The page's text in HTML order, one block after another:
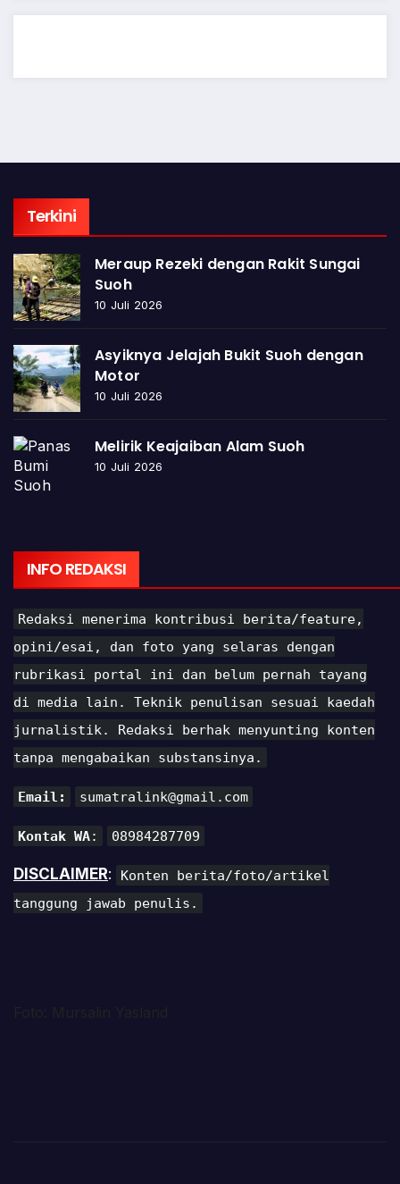
Terkini
Meraup Rezeki dengan Rakit Sungai
Suoh
10 Juli 2026
Asyiknya Jelajah Bukit Suoh dengan
Motor
10 Juli 2026
Melirik Keajaiban Alam Suoh
10 Juli 2026
INFO REDAKSI
Redaksi menerima kontribusi berita/feature,
opini/esai, dan foto yang selaras dengan
rubrikasi portal ini dan belum pernah tayang
di media lain. Teknik penulisan sesuai kaedah
jurnalistik. Redaksi berhak menyunting konten
tanpa mengabaikan substansinya.
Email: sumatralink@gmail.com
Kontak WA: 08984287709
DISCLAIMER:
Konten berita/foto/artikel
tanggung jawab penulis.